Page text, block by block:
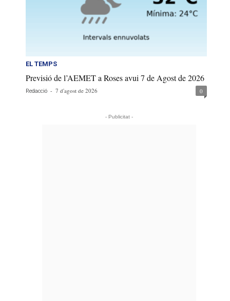
EL TEMPS
Previsió de l’AEMET a Roses avui 7 de Agost de 2026
Redacció - 7 d'agost de 2026 0
- Publicitat -